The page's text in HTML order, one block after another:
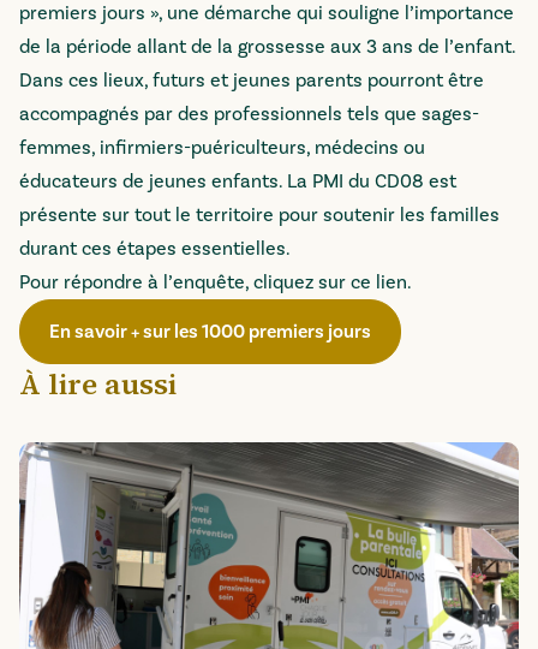
premiers jours », une démarche qui souligne l’importance
de la période allant de la grossesse aux 3 ans de l’enfant.
Dans ces lieux, futurs et jeunes parents pourront être
accompagnés par des professionnels tels que sages-
femmes, infirmiers-puériculteurs, médecins ou
éducateurs de jeunes enfants. La PMI du CD08 est
présente sur tout le territoire pour soutenir les familles
durant ces étapes essentielles.
Pour répondre à l’enquête, cliquez sur ce lien.
En savoir + sur les 1000 premiers jours
À lire aussi